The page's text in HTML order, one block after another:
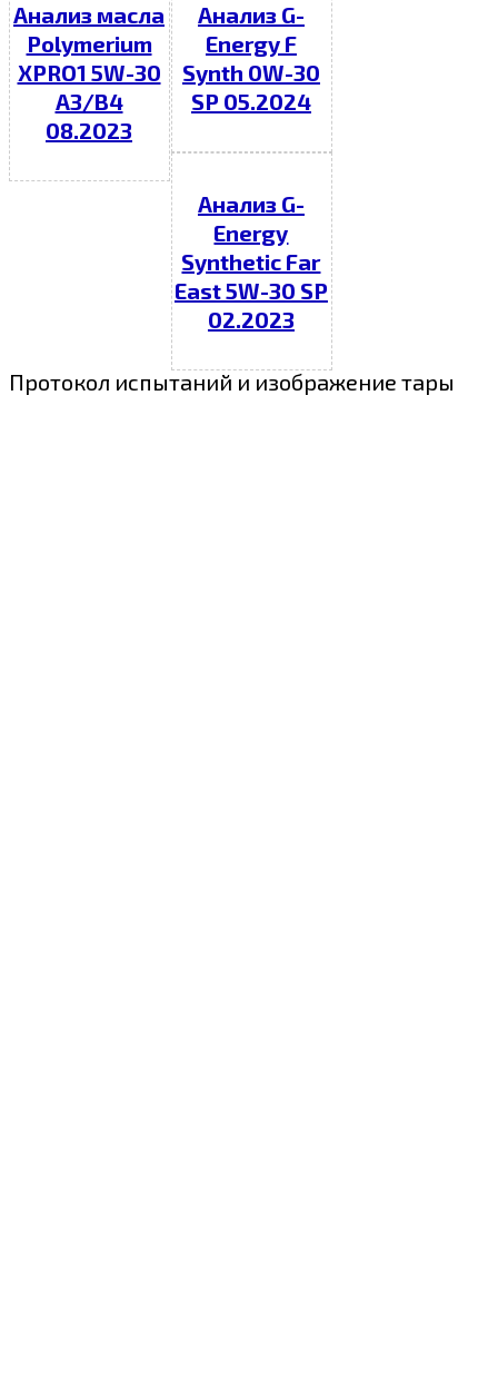
Анализ масла
Polymerium
XPRO1 5W-30
A3/B4
08.2023
Анализ G-
Energy F
Synth 0W-30
SP 05.2024
Анализ G-
Energy
Synthetic Far
East 5W-30 SP
02.2023
Протокол испытаний и изображение тары